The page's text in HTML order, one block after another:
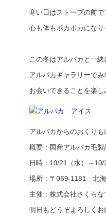
寒い日はストーブの前で
心も体もポカポカになり
この冬はアルパカと一
アルパカギャラリーでみ
お会いできることを楽し
アルパカからのおくり
概要：国産アルパカ毛製
日時：10/21（水）～
場所：〒069-1181 北海
主催：株式会社さくら
明日もどうぞよろしくお